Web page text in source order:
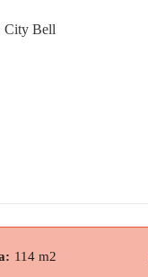
City Bell
114 m2